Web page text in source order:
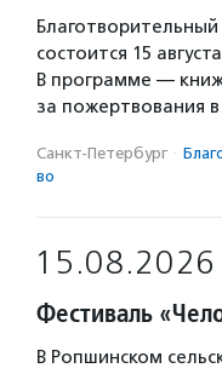
состоится 15
В программе —
за пожертвования
Санкт-Петербург ·
во
15.08.2026
Фестиваль
В Ропшинском